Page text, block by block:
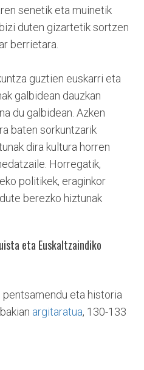
senetik eta muinetik
duten gizartetik sortzen
berrietara.
guztien euskarri eta
galbidean dauzkan
du galbidean. Azken
baten sorkuntzarik
dira kultura horren
Horregatik,
politikek, eraginkor
berezko hiztunak
eta Euskaltzaindiko
eta historia
argitaratua, 130-133